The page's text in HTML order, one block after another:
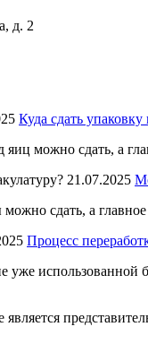
д. 2
Куда сдать
можно сдать, а
21.07.2025
сдать, а
Процесс
использованной